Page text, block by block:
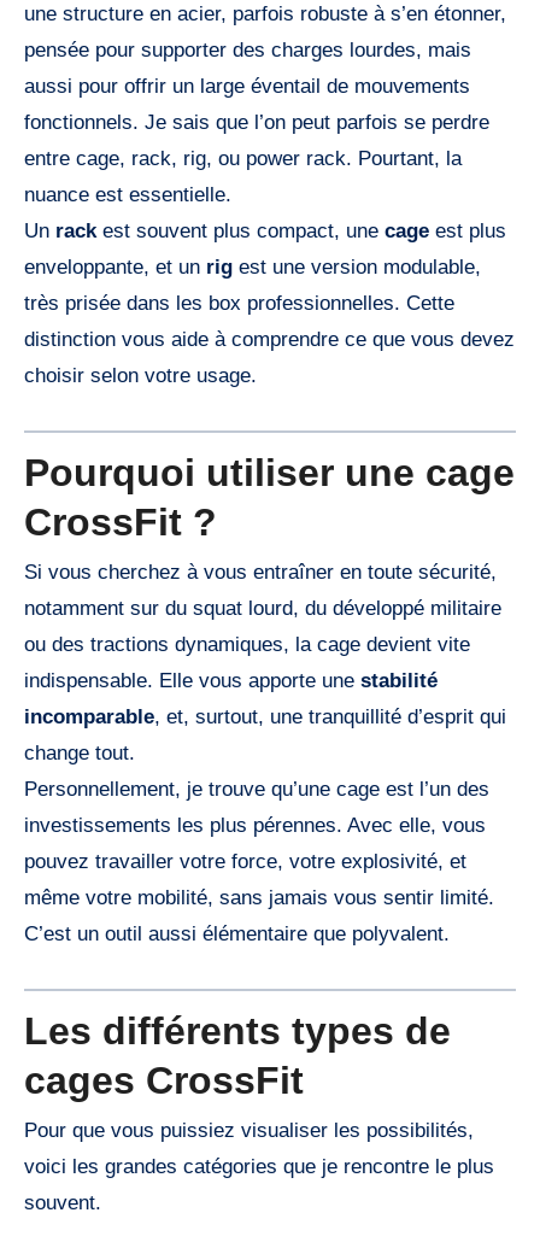
une structure en acier, parfois robuste à s’en étonner,
pensée pour supporter des charges lourdes, mais
aussi pour offrir un large éventail de mouvements
fonctionnels. Je sais que l’on peut parfois se perdre
entre cage, rack, rig, ou power rack. Pourtant, la
nuance est essentielle.
Un rackest souvent plus compact, une cage est plus
enveloppante, et un rig est une version modulable,
très prisée dans les box professionnelles. Cette
distinction vous aide à comprendre ce que vous devez
choisir selon votre usage.
Pourquoi utiliser une cage
CrossFit ?
Si vous cherchez à vous entraîner en toute sécurité,
notamment sur du squat lourd, du développé militaire
ou des tractions dynamiques, la cage devient vite
indispensable. Elle vous apporte une stabilité
incomparable, et, surtout, une tranquillité d’esprit qui
change tout.
Personnellement, je trouve qu’une cage est l’un des
investissements les plus pérennes. Avec elle, vous
pouvez travailler votre force, votre explosivité, et
même votre mobilité, sans jamais vous sentir limité.
C’est un outil aussi élémentaire que polyvalent.
Les différents types de
cages CrossFit
Pour que vous puissiez visualiser les possibilités,
voici les grandes catégories que je rencontre le plus
souvent.